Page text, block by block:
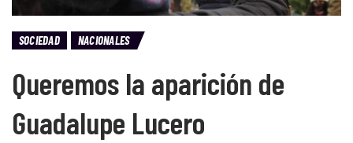
SOCIEDAD NACIONALES
Queremos la aparición de
Guadalupe Lucero